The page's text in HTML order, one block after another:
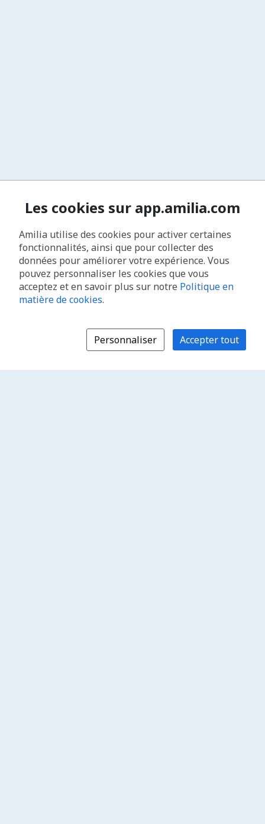
Les cookies sur app.amilia.com
Amilia utilise des cookies pour activer certaines
fonctionnalités, ainsi que pour collecter des
données pour améliorer votre expérience. Vous
pouvez personnaliser les cookies que vous
acceptez et en savoir plus sur notre Politique en
matière de cookies.
Personnaliser Accepter tout